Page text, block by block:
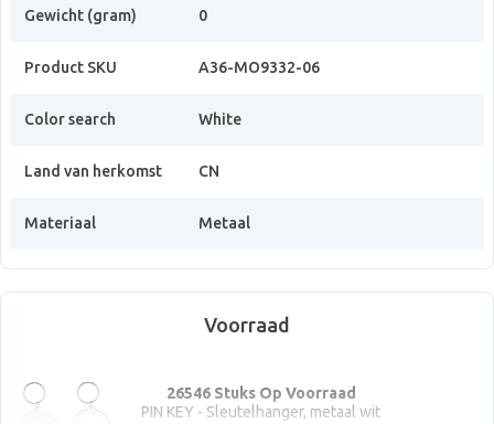
Gewicht (gram) 0
Product SKU A36-MO9332-06
Color search White
Land van herkomst CN
Materiaal Metaal
Voorraad
26546 Stuks Op Voorraad
PIN KEY - Sleutelhanger, metaal wit